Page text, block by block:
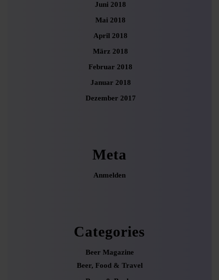
Juni 2018
Mai 2018
April 2018
März 2018
Februar 2018
Januar 2018
Dezember 2017
Meta
Anmelden
Categories
Beer Magazine
Beer, Food & Travel